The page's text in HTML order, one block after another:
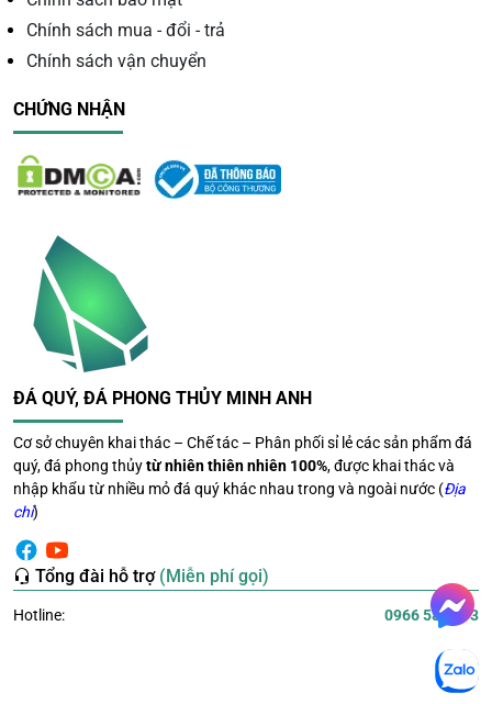
Cây Đào Thạch Anh Hồng 12 Quả Cao 40cm
Màu sắc nổi bật
Sắc vàng tự nhiên của đá giúp cây nổi bật khi đặt tại:
Bàn làm việc.
Kệ trang trí.
Đồng thời dễ kết hợp với nhiều phong cách nội thất.
Giá trị trang trí lâu dài
Được chế tác từ đá tự nhiên nên cây không bị phai màu
như các vật liệu nhân tạo thông thường.
Nếu được bảo quản đúng cách, sản phẩm có thể giữ
được vẻ đẹp trong nhiều năm.
Cây đào thạch anh vàng phù
hợp với những ai?
Chính sách mua - đổi - trả
Chính sách vận chuyển
CHỨNG NHẬN
ĐÁ QUÝ, ĐÁ PHONG THỦY MINH ANH
Cơ sở chuyên khai thác – Chế tác – Phân phối sỉ lẻ các sản phẩm đá
quý, đá phong thủytừ nhiên thiên nhiên 100%, được khai thác và
nhập khẩu từ nhiều mỏ đá quý khác nhau trong và ngoài nước (Địa
chỉ)
Tổng đài hỗ trợ (Miễn phí gọi)
Hotline: 0966 581 393